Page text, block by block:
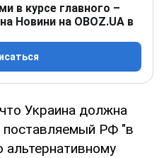
в курсе главного –
Новини на OBOZ.UA в
Украина должна
поставляемый РФ "в
альтернативному